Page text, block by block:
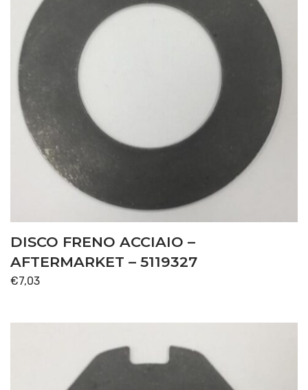
DISCO FRENO ACCIAIO –
AFTERMARKET – 5119327
€7,03